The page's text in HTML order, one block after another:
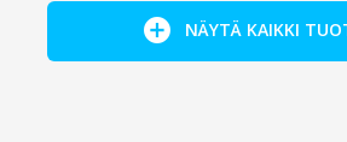
NÄYTÄ KAIKKI